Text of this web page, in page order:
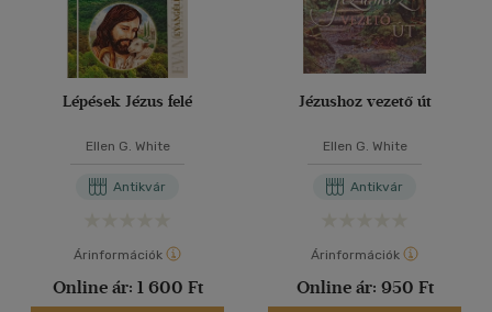
Lépések Jézus felé
Ellen G. White
Antikvár
Árinformációk
Online ár: 1 600 Ft
Jézushoz vezető út
Ellen G. White
Antikvár
Árinformációk
Online ár: 950 Ft